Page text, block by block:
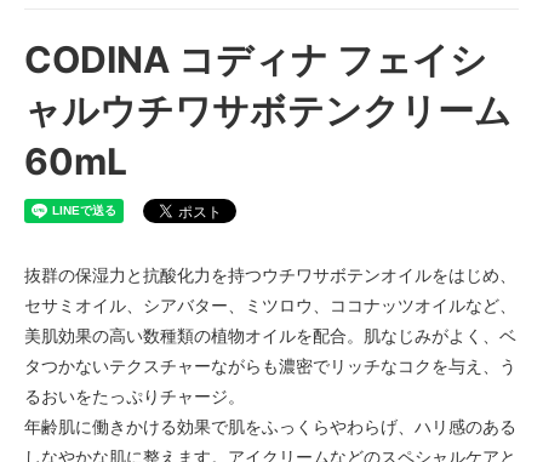
CODINA コディナ フェイシ
ャルウチワサボテンクリーム
60mL
抜群の保湿力と抗酸化力を持つウチワサボテンオイルをはじめ、
セサミオイル、シアバター、ミツロウ、ココナッツオイルなど、
美肌効果の高い数種類の植物オイルを配合。肌なじみがよく、ベ
タつかないテクスチャーながらも濃密でリッチなコクを与え、う
るおいをたっぷりチャージ。
年齢肌に働きかける効果で肌をふっくらやわらげ、ハリ感のある
しなやかな肌に整えます。アイクリームなどのスペシャルケアと